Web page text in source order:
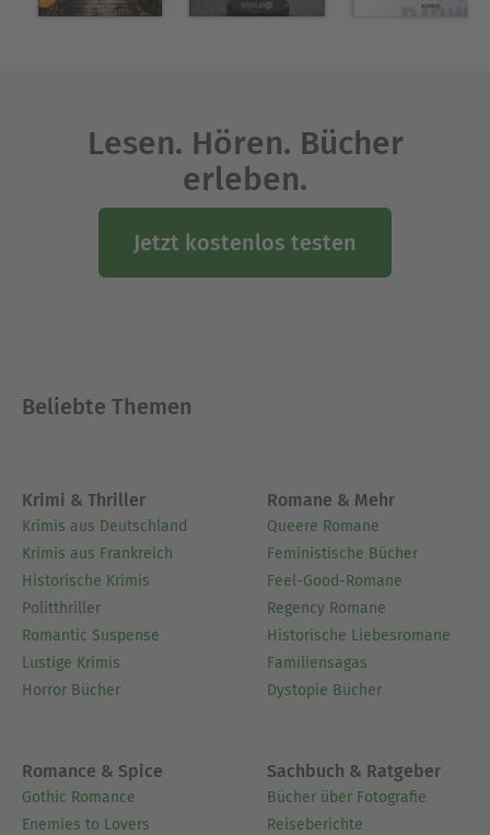
Lesen. Hören. Bücher
erleben.
Jetzt kostenlos testen
Beliebte Themen
Krimi & Thriller
Krimis aus Deutschland
Krimis aus Frankreich
Historische Krimis
Politthriller
Romantic Suspense
Lustige Krimis
Horror Bücher
Romane & Mehr
Queere Romane
Feministische Bücher
Feel-Good-Romane
Regency Romane
Historische Liebesromane
Familiensagas
Dystopie Bücher
Romance & Spice
Gothic Romance
Enemies to Lovers
Sachbuch & Ratgeber
Bücher über Fotografie
Reiseberichte